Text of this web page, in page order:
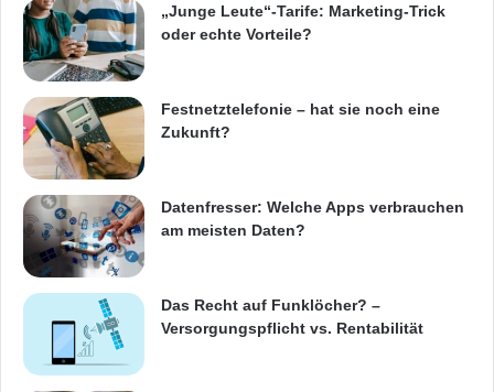
„Junge Leute“-Tarife: Marketing-Trick
oder echte Vorteile?
Festnetztelefonie – hat sie noch eine
Zukunft?
Datenfresser: Welche Apps verbrauchen
am meisten Daten?
Das Recht auf Funklöcher? –
Versorgungspflicht vs. Rentabilität